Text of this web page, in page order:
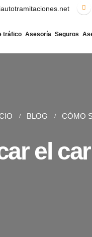
tráfico Asesoría Seguros
BLOG CÓMO
el